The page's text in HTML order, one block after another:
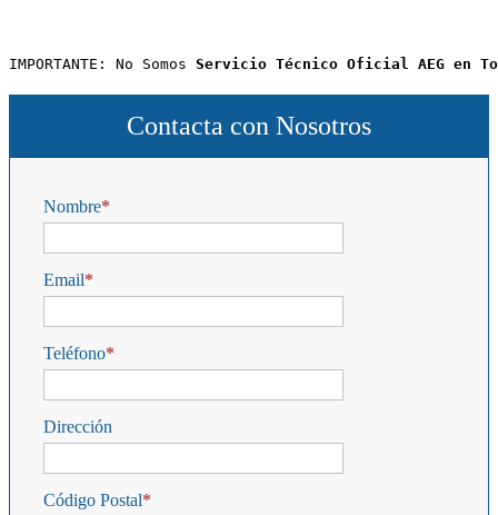
IMPORTANTE: No Somos Servicio Técnico Oficial AEG en
Contacta con Nosotros
Nombre
Email
Teléfono
Dirección
Código Postal